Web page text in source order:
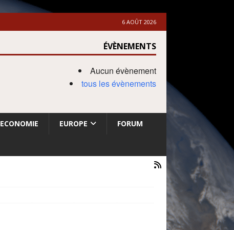
6 AOÛT 2026
ÉVÈNEMENTS
Aucun évènement
tous les évènements
ECONOMIE EUROPE FORUM